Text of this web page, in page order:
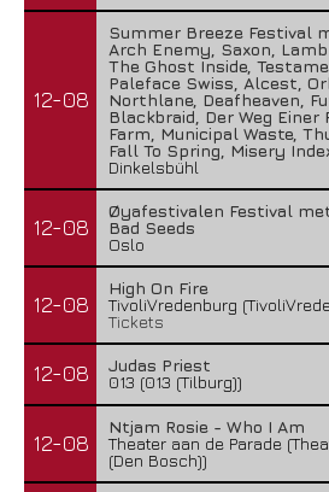
12-08
Summer Breeze Festival
Arch Enemy, Saxon,
The Ghost Inside,
Paleface Swiss, Alcest,
Northlane, Deafheaven,
Blackbraid, Der Weg
Farm, Municipal Waste,
Fall To Spring, Misery
Dinkelsbühl
12-08
Øyafestivalen Festival
Bad Seeds
Oslo
12-08
High On Fire
TivoliVredenburg
Tickets
12-08
Judas Priest
013 (013 (Tilburg))
12-08
Ntjam Rosie - Who I Am
Theater aan de Parade
(Den Bosch))